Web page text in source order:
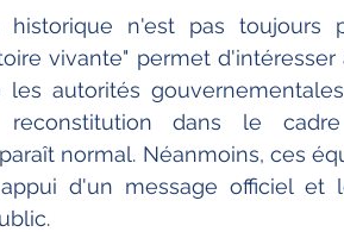
historique n'est pas toujours
vivante" permet
autorités
dans le
normal. Néanmoins, ces
d'un message officiel et